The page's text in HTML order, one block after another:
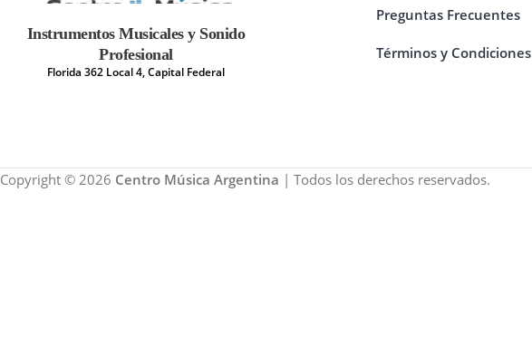
Instrumentos Musicales y Sonido
Profesional
Florida 362 Local 4, Capital Federal
Preguntas Frecuentes
Términos y Condiciones
Copyright © 2026 Centro Música Argentina | Todos los derechos reservados.